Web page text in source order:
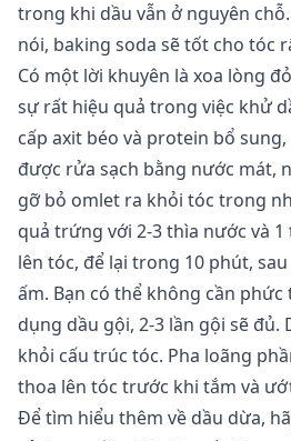
trong khi dầu vẫn ở nguyên
nói, baking soda sẽ tốt cho tóc
Có một lời khuyên là xoa lòng
sự rất hiệu quả trong việc khử
cấp axit béo và protein bổ
được rửa sạch bằng nước mát,
gỡ bỏ omlet ra khỏi tóc trong
quả trứng với 2-3 thìa nước và
lên tóc, để lại trong 10 phút,
ấm. Bạn có thể không cần phức
dụng dầu gội, 2-3 lần gội sẽ đủ.
khỏi cấu trúc tóc. Pha loãng
thoa lên tóc trước khi tắm và
Để tìm hiểu thêm về dầu dừa,